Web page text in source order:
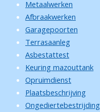
Metaalwerken
Afbraakwerken
Garagepoorten
Terrasaanleg
Asbestattest
Keuring mazouttank
Opruimdienst
Plaatsbeschrijving
Ongediertebestrijding